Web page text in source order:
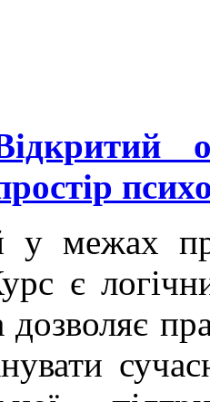
у межах
є
дозволяє